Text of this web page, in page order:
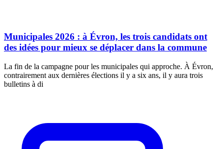
Municipales 2026 : à Évron, les trois candidats ont
des idées pour mieux se déplacer dans la commune
La fin de la campagne pour les municipales qui approche. À Évron,
contrairement aux dernières élections il y a six ans, il y aura trois
bulletins à di